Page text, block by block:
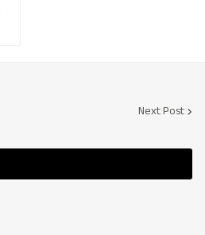
Next Post